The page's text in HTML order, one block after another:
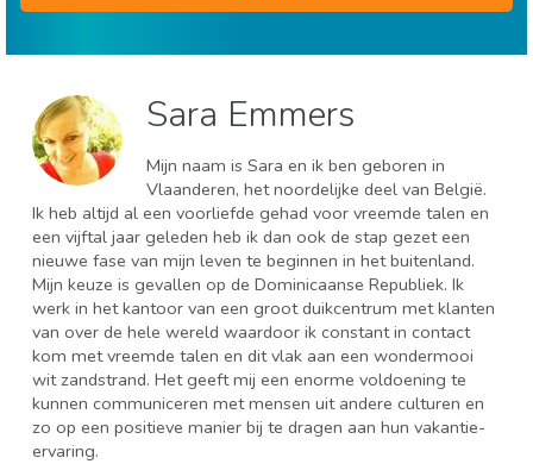
Sara Emmers
Mijn naam is Sara en ik ben geboren in
Vlaanderen, het noordelijke deel van België.
Ik heb altijd al een voorliefde gehad voor vreemde talen en
een vijftal jaar geleden heb ik dan ook de stap gezet een
nieuwe fase van mijn leven te beginnen in het buitenland.
Mijn keuze is gevallen op de Dominicaanse Republiek. Ik
werk in het kantoor van een groot duikcentrum met klanten
van over de hele wereld waardoor ik constant in contact
kom met vreemde talen en dit vlak aan een wondermooi
wit zandstrand. Het geeft mij een enorme voldoening te
kunnen communiceren met mensen uit andere culturen en
zo op een positieve manier bij te dragen aan hun vakantie-
ervaring.